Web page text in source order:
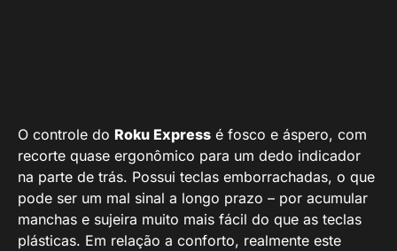
O controle do Roku Express é fosco e áspero, com
recorte quase ergonômico para um dedo indicador
na parte de trás. Possui teclas emborrachadas, o que
pode ser um mal sinal a longo prazo – por acumular
manchas e sujeira muito mais fácil do que as teclas
plásticas. Em relação a conforto, realmente este